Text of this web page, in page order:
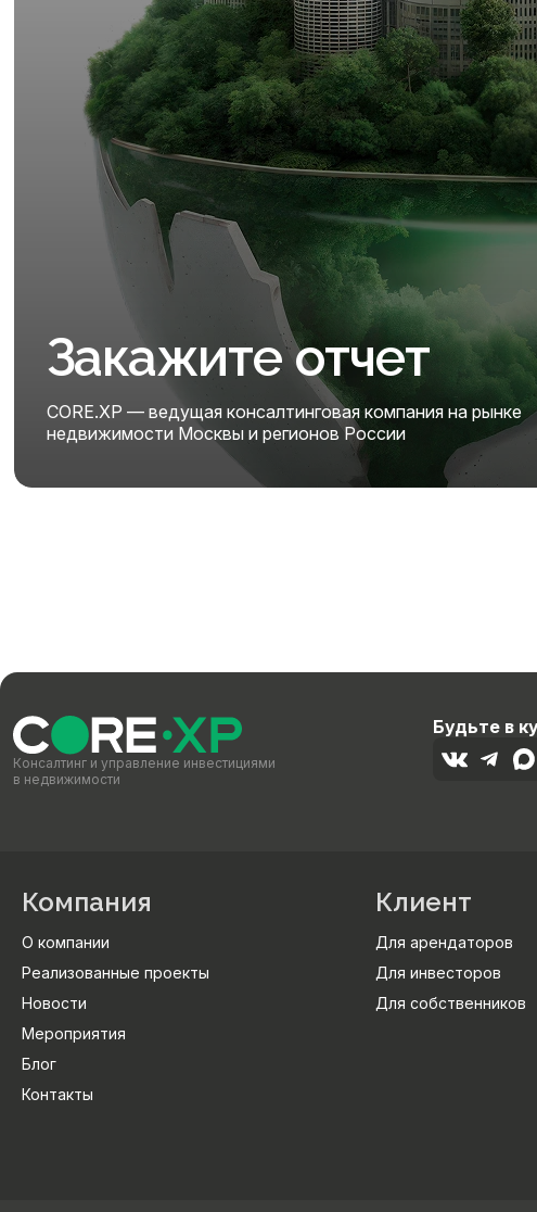
Закажите отчет
CORE.XP — ведущая консалтинговая компания на рынке
недвижимости Москвы и регионов России
Консалтинг и управление инвестициями
в недвижимости
Будьте в
Компания
О компании
Реализованные проекты
Новости
Мероприятия
Блог
Контакты
Клиент
Для арендаторов
Для инвесторов
Для собственников